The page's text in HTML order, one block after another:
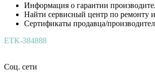
Информация о гарантии
Найти сервисный центр по ремонту
Сертификаты продавца/
ETK-384888
Соц. сети